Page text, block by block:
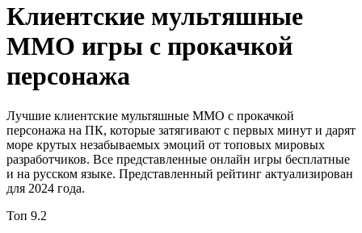
Клиентские мультяшные
MMO игры с прокачкой
персонажа
Лучшие клиентские мультяшные MMO с прокачкой
персонажа на ПК, которые затягивают с первых минут и дарят
море крутых незабываемых эмоций от топовых мировых
разработчиков. Все представленные онлайн игры бесплатные
и на русском языке. Представленный рейтинг актуализирован
для 2024 года.
Топ 9.2